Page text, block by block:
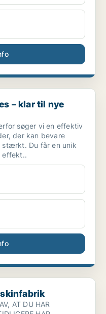
nye udfordringer...
– klar til nye
søger vi en effektiv
der kan bevare
Du får en unik
effekt..
AT DU HAR